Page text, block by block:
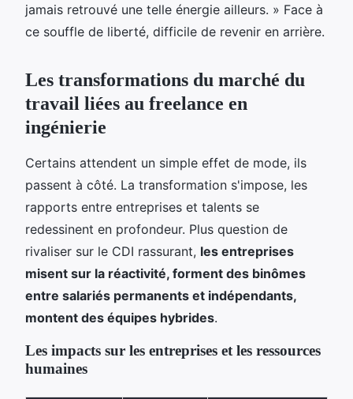
jamais retrouvé une telle énergie ailleurs. » Face à
ce souffle de liberté, difficile de revenir en arrière.
Les transformations du marché du
travail liées au freelance en
ingénierie
Certains attendent un simple effet de mode, ils
passent à côté. La transformation s'impose, les
rapports entre entreprises et talents se
redessinent en profondeur. Plus question de
rivaliser sur le CDI rassurant, les entreprises
misent sur la réactivité, forment des binômes
entre salariés permanents et indépendants,
montent des équipes hybrides.
Les impacts sur les entreprises et les ressources
humaines